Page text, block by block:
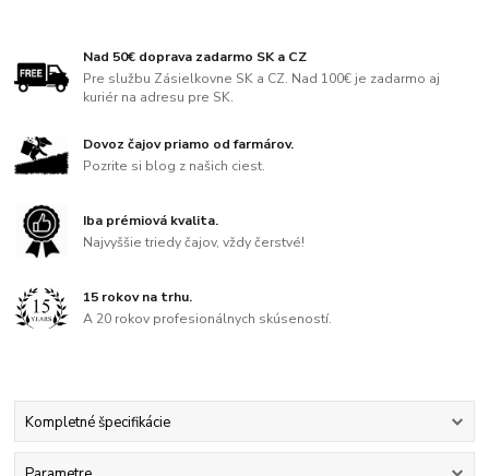
Nad 50€ doprava zadarmo SK a CZ
Pre službu Zásielkovne SK a CZ. Nad 100€ je zadarmo aj
kuriér na adresu pre SK.
Dovoz čajov priamo od farmárov.
Pozrite si blog z našich ciest.
Iba prémiová kvalita.
Najvyššie triedy čajov, vždy čerstvé!
15 rokov na trhu.
A 20 rokov profesionálnych skúseností.
Kompletné špecifikácie